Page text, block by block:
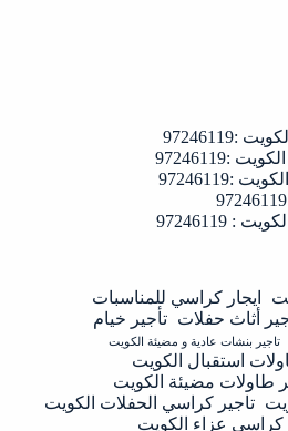
97246119
ايجار كراسي للمناسبات
أثاث حفلات تأجير خيام
تاجير بنشات عادية و مضيئة الكويت
استقبال الكويت
طاولات مضيئة الكويت
تاجير كراسي الحفلات الكويت
كراسي عزاء الكويت